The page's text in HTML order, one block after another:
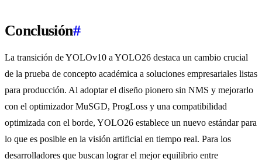
Conclusión#
La transición de YOLOv10 a YOLO26 destaca un cambio crucial
de la prueba de concepto académica a soluciones empresariales listas
para producción. Al adoptar el diseño pionero sin NMS y mejorarlo
con el optimizador MuSGD, ProgLoss y una compatibilidad
optimizada con el borde, YOLO26 establece un nuevo estándar para
lo que es posible en la visión artificial en tiempo real. Para los
desarrolladores que buscan lograr el mejor equilibrio entre